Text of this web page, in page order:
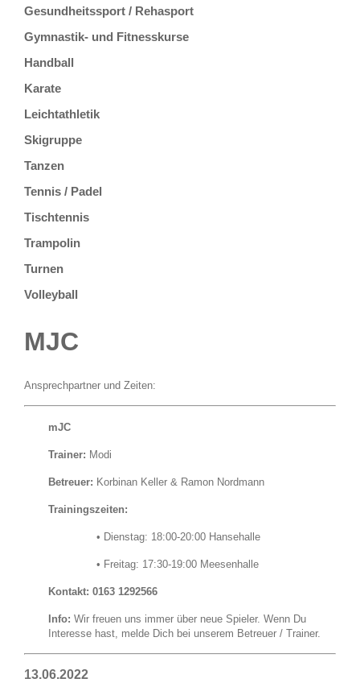
Gesundheitssport / Rehasport
Gymnastik- und Fitnesskurse
Handball
Karate
Leichtathletik
Skigruppe
Tanzen
Tennis / Padel
Tischtennis
Trampolin
Turnen
Volleyball
MJC
Ansprechpartner und Zeiten:
mJC
Trainer: Modi
Betreuer: Korbinan Keller & Ramon Nordmann
Trainingszeiten:
• Dienstag: 18:00-20:00 Hansehalle
• Freitag: 17:30-19:00 Meesenhalle
Kontakt: 0163 1292566
Info: Wir freuen uns immer über neue Spieler. Wenn Du
Interesse hast, melde Dich bei unserem Betreuer / Trainer.
13.06.2022